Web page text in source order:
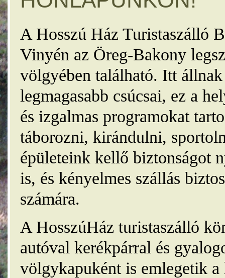
A Hosszú Ház Turistaszálló
Vinyén az Öreg-Bakony
völgyében található. Itt
legmagasabb csúcsai, ez a
és izgalmas programokat
táborozni, kirándulni,
épületeink kellő biztonságot
is, és kényelmes szállás
számára.
A HosszúHáz turistaszálló
autóval kerékpárral és
völgykapuként is emlegetik